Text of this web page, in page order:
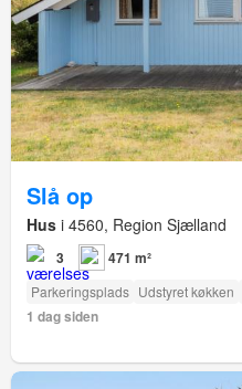
Slå op
Hus i 4560, Region Sjælland
3 471 m²
Parkeringsplads Udstyret køkken
1 dag siden